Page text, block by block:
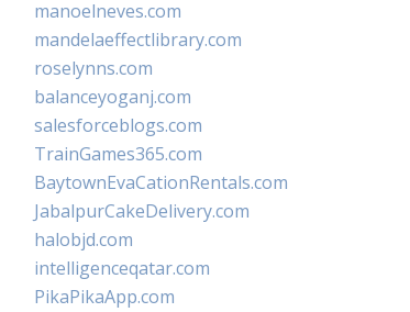
manoelneves.com
mandelaeffectlibrary.com
roselynns.com
balanceyoganj.com
salesforceblogs.com
TrainGames365.com
BaytownEvaCationRentals.com
JabalpurCakeDelivery.com
halobjd.com
intelligenceqatar.com
PikaPikaApp.com